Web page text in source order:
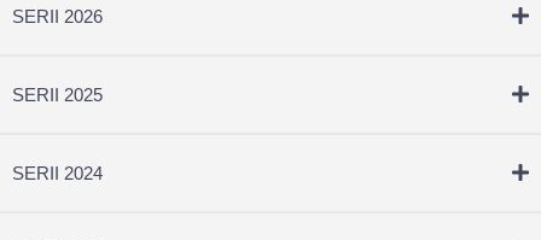
SERII 2026
SERII 2025
SERII 2024